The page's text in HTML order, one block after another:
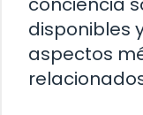
disponibles
aspectos